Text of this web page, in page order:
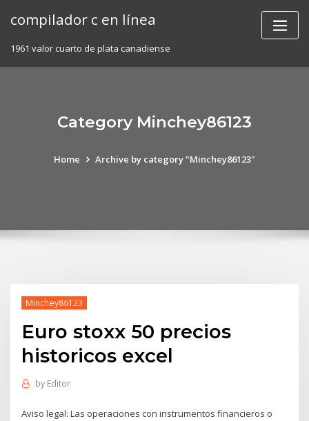
compilador c en línea
1961 valor cuarto de plata canadiense
Category Minchey86123
Home Archive by category "Minchey86123"
Minchey86123
Euro stoxx 50 precios
historicos excel
by Editor
Aviso legal: Las operaciones con instrumentos financieros o